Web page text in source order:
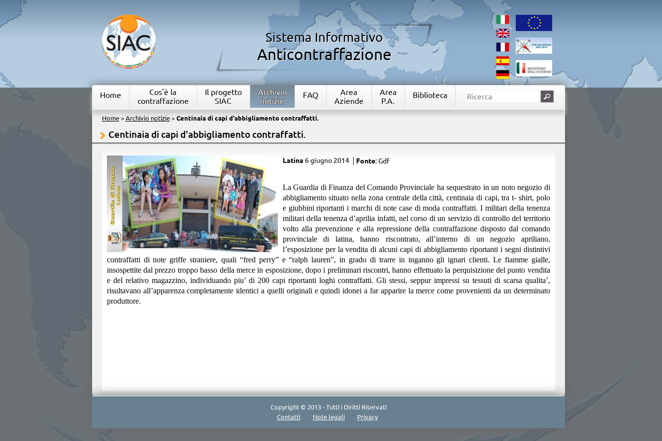
Sistema Informativo
Anticontraffazione
Home
Cos'è la
contraffazione
Il progetto
SIAC
Archivio
notizie
FAQ
Area
Aziende
Area
P.A.
Biblioteca
Home> Archivio notizie> Centinaia di capi d'abbigliamento contraffatti.
Centinaia di capi d'abbigliamento contraffatti.
Latina 6 giugno 2014 Fonte: Gdf
La Guardia di Finanza del Comando Provinciale ha sequestrato in un noto negozio di
abbigliamento situato nella zona centrale della città, centinaia di capi, tra t- shirt, polo
e giubbini riportanti i marchi di note case di moda contraffatti.I militari della tenenza
militari della tenenza d’aprilia infatti, nel corso di un servizio di controllo del territorio
volto alla prevenzione e alla repressione della contraffazione disposto dal comando
provinciale di latina, hanno riscontrato, all’interno di un negozio apriliano,
l’esposizione per la vendita di alcuni capi di abbigliamento riportanti i segni distintivi
contraffatti di note griffe straniere, quali “fred perry” e “ralph lauren”, in grado di trarre in inganno gli ignari clienti. Le fiamme gialle,
insospettite dal prezzo troppo basso della merce in esposizione, dopo i preliminari riscontri, hanno effettuato la perquisizione del punto vendita
e del relativo magazzino, individuando piu’ di 200 capi riportanti loghi contraffatti. Gli stessi, seppur impressi su tessuti di scarsa qualita’,
risultavano all’apparenza completamente identici a quelli originali e quindi idonei a far apparire la merce come provenienti da un determinato
produttore.
Copyright © 2013 - Tutti i Diritti Riservati
Contatti
Note legali Privacy